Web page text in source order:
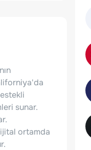
sunar.
ortamda